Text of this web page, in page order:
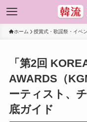
ホーム 授賞式・歌謡祭・イベ
「第2回
AWARDS（
ーティスト、
底ガイド